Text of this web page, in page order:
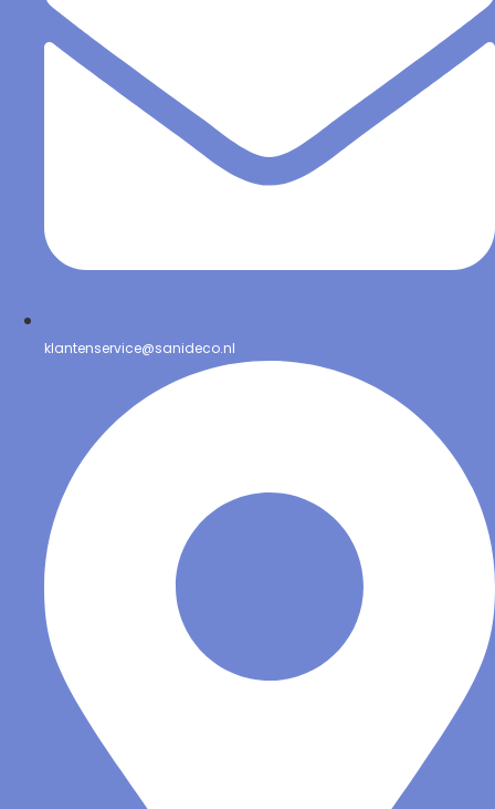
klantenservice@sanideco.nl